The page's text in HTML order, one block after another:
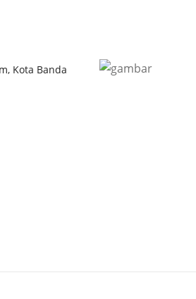
Kota Banda